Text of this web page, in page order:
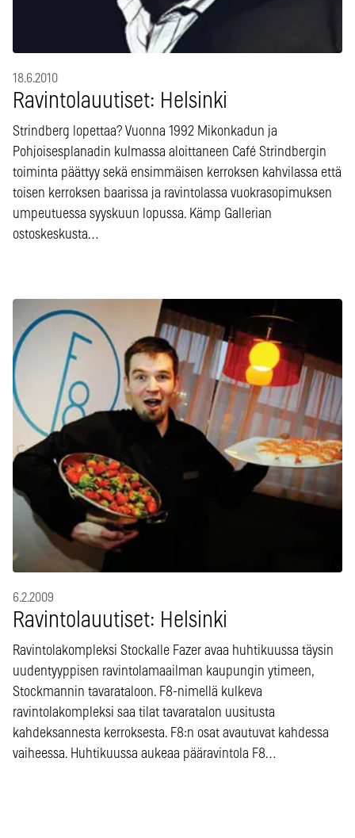
18.6.2010
Ravintolauutiset: Helsinki
Strindberg lopettaa? Vuonna 1992 Mikonkadun ja
Pohjoisesplanadin kulmassa aloittaneen Café Strindbergin
toiminta päättyy sekä ensimmäisen kerroksen kahvilassa että
toisen kerroksen baarissa ja ravintolassa vuokrasopimuksen
umpeutuessa syyskuun lopussa. Kämp Gallerian
ostoskeskusta…
6.2.2009
Ravintolauutiset: Helsinki
Ravintolakompleksi Stockalle Fazer avaa huhtikuussa täysin
uudentyyppisen ravintolamaailman kaupungin ytimeen,
Stockmannin tavarataloon. F8-nimellä kulkeva
ravintolakompleksi saa tilat tavaratalon uusitusta
kahdeksannesta kerroksesta. F8:n osat avautuvat kahdessa
vaiheessa. Huhtikuussa aukeaa pääravintola F8…